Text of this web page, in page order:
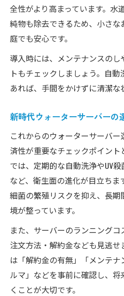
全性がより高まっています。水
純物も除去できるため、小さ
庭でも安心です。
導入時には、メンテナンスの
トもチェックしましょう。自
あれば、手間をかけずに清潔な
新時代ウォーターサーバーの
これからのウォーターサーバ
済性が重要なチェックポイント
では、定期的な自動洗浄やUV
など、衛生面の進化が目立ちま
細菌の繁殖リスクを抑え、長
境が整っています。
また、サーバーのランニング
注文方法・解約金なども見逃
は「解約金の有無」「メンテナ
ルマ」などを事前に確認し、
くことが大切です。